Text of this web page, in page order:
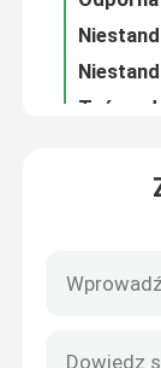
Wycieczka
Skontaktuj
Poprosić o
Taśma do